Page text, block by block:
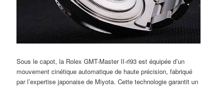
Sous le capot, la Rolex GMT-Master II-rl93 est équipée d’un
mouvement cinétique automatique de haute précision, fabriqué
par l’expertise japonaise de Miyota. Cette technologie garantit un